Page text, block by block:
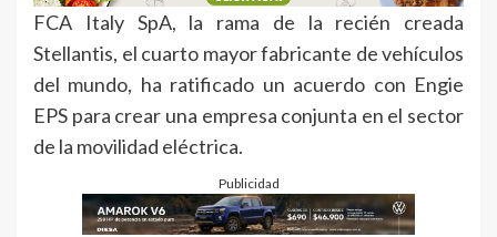
FCA Italy SpA, la rama de la recién creada
Stellantis, el cuarto mayor fabricante de vehículos
del mundo, ha ratificado un acuerdo con Engie
EPS para crear una empresa conjunta en el sector
de la movilidad eléctrica.
Publicidad